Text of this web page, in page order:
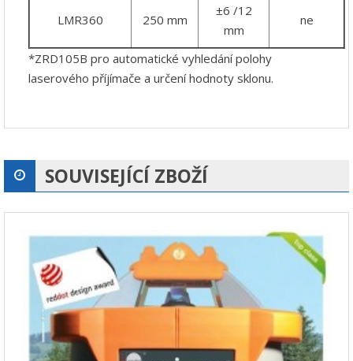
LMR360 250 mm
±6 /12
mm
ne
*ZRD105B pro automatické vyhledání polohy
laserového příjímače a určení hodnoty sklonu.
SOUVISEJÍCÍ ZBOŽÍ